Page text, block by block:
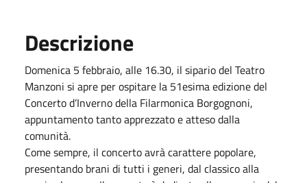
Descrizione
Domenica 5 febbraio, alle 16.30, il sipario del Teatro
Manzoni si apre per ospitare la 51esima edizione del
Concerto d’Inverno della Filarmonica Borgognoni,
appuntamento tanto apprezzato e atteso dalla
comunità.
Come sempre, il concerto avrà carattere popolare,
presentando brani di tutti i generi, dal classico alla